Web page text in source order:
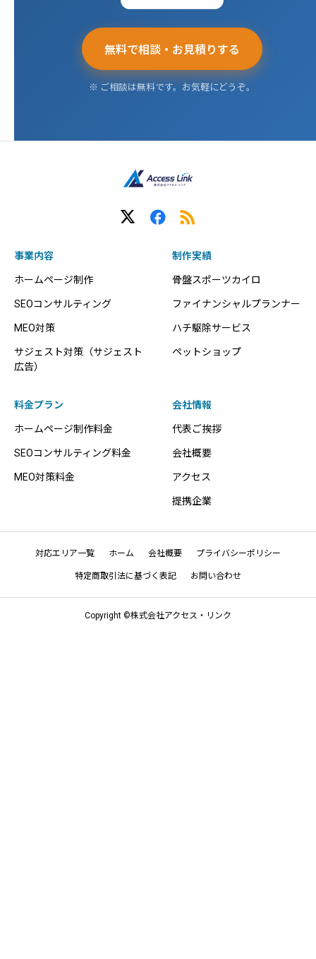
無料で相談・お見積りする
※ ご相談は無料です。お気軽にどうぞ。
事業内容
ホームページ制作
SEOコンサルティング
MEO対策
サジェスト対策（サジェスト
広告）
制作実績
骨盤スポーツカイロ
ファイナンシャルプランナー
ハチ駆除サービス
ペットショップ
料金プラン
ホームページ制作料金
SEOコンサルティング料金
MEO対策料金
会社情報
代表ご挨拶
会社概要
アクセス
提携企業
対応エリア一覧 ホーム 会社概要 プライバシーポリシー
特定商取引法に基づく表記 お問い合わせ
Copyright ©株式会社アクセス・リンク